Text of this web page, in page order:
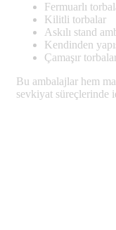
Fermuarlı
Kilitli torbalar
Askılı stand
Kendinden
Çamaşır
Bu ambalajlar hem
sevkiyat süreçlerinde